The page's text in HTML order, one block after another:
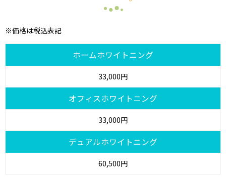
※価格は税込表記
ホームホワイトニング
33,000円
オフィスホワイトニング
33,000円
デュアルホワイトニング
60,500円